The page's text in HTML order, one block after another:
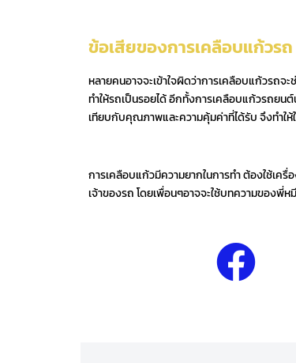
ข้อเสียของการเคลือบแก้วรถ
หลายคนอาจจะเข้าใจผิดว่าการเคลือบแก้วรถ
ทำให้รถเป็นรอยได้ อีกทั้งการเคลือบแก้วรถย
เทียบกับคุณภาพและความคุ้มค่าที่ได้รับ จึงทำให้
การเคลือบแก้วมีความยากในการทำ ต้องใช้เ
เจ้าของรถ โดยเพื่อนๆอาจจะใช้บทความของพี่